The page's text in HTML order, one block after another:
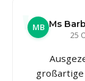
MB Ms
25